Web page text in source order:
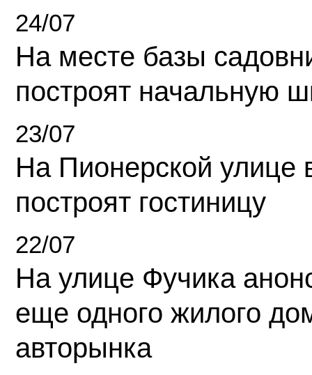
24/07
На месте базы
построят начальную
23/07
На Пионерской улице
построят гостиницу
22/07
На улице Фучика
еще одного жилого
авторынка